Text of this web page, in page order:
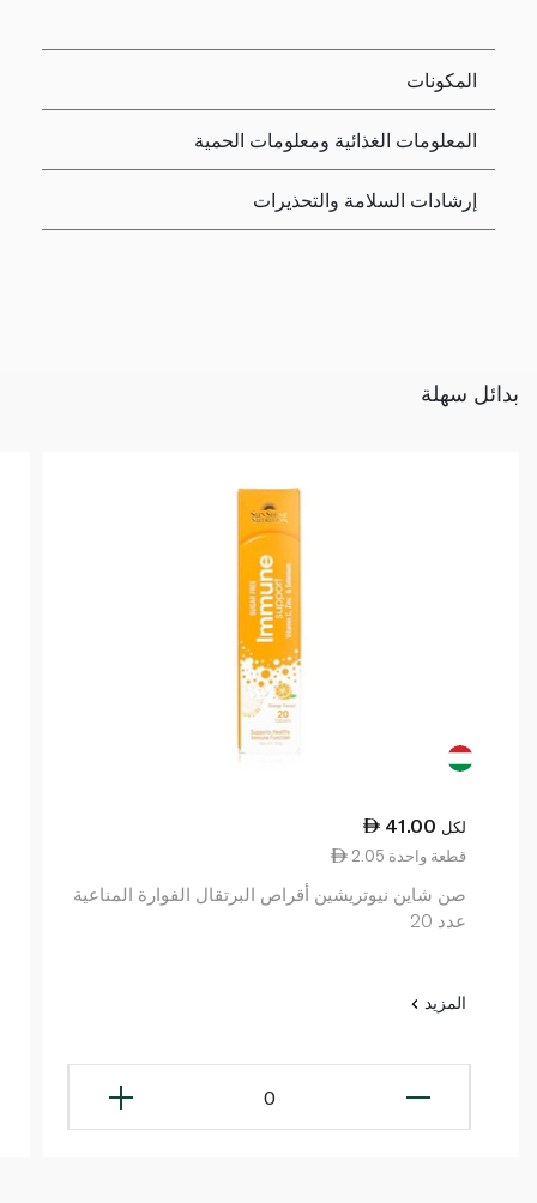
المكونات
المعلومات الغذائية ومعلومات الحمية
إرشادات السلامة والتحذيرات
بدائل سهلة
41.00 لكل
2.05 قطعة واحدة
صن شاين نيوتريشين أقراص البرتقال الفوارة المناعية
عدد 20
المزيد
0